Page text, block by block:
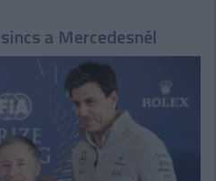
a Mercedesnél